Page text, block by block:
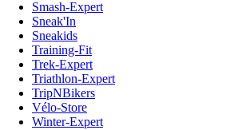
Smash-Expert
Sneak'In
Sneakids
Training-Fit
Trek-Expert
Triathlon-Expert
TripNBikers
Vélo-Store
Winter-Expert